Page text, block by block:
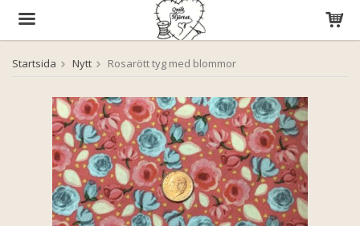
Produkten har blivit tillagd i varukorgen
Startsida Nytt Rosarött tyg med blommor